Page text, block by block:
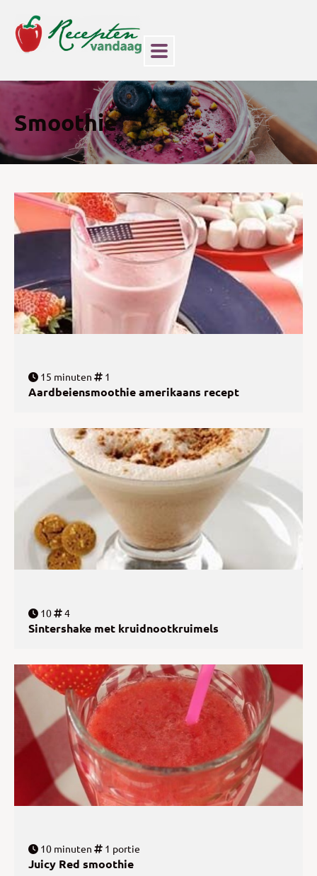
Smoothie
15 minuten 1
Aardbeiensmoothie amerikaans recept
10 4
Sintershake met kruidnootkruimels
10 minuten 1 portie
Juicy Red smoothie